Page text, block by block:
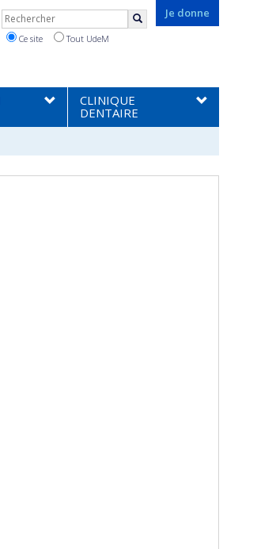
Je donne
Rechercher
Ce site Tout UdeM
CLINIQUE
DENTAIRE